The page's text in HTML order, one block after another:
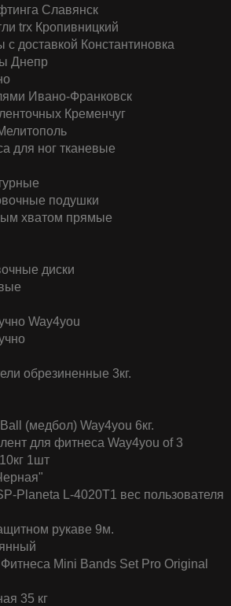
Славянск
trx Кропивницкий
с доставкой Константиновка
Днепр
Ивано-Франковск
Кременчуг
для ног тканевые
подушки
хватом прямые
диски
Way4you
обрезиненные 3кг.
(медбол) Way4you 6кг.
для фитнеса Way4you of 3
1шт
Planeta L-4020T1 вес пользователя
рукаве 9м.
Mini Bands Set Pro Original
35 кг